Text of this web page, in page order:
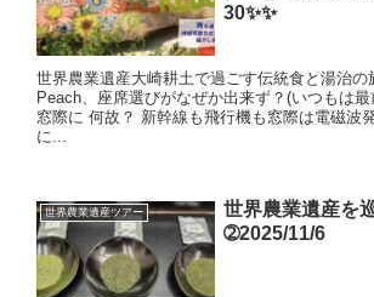
30✨✨
世界農業遺産大崎耕土で過ごす伝統食と湯治の
Peach、座席選びがなぜか出来ず？(いつもは
窓際に 何故？ 新幹線も飛行機も窓際は電磁波
に...
世界農業遺産ツアー
世界農業遺産を
➁2025/11/6